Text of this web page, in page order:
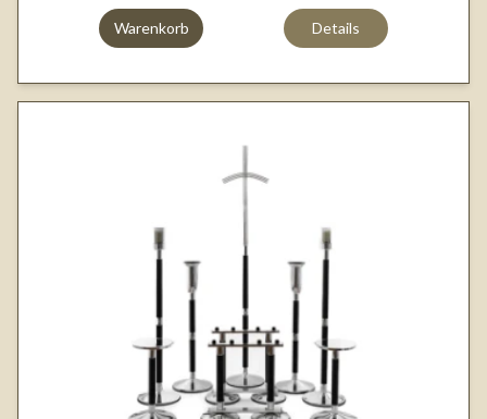
Warenkorb Details